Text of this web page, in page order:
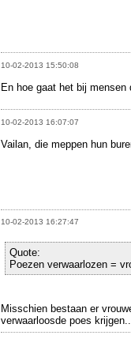
10-02-2013 15:50:08
En hoe gaat het bij mensen
10-02-2013 16:07:07
Vailan, die meppen hun
10-02-2013 16:27:47
Quote:
Poezen verwaarlozen =
Misschien bestaan er
verwaarloosde poes